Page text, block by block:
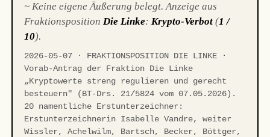
~ Keine eigene Äußerung belegt. Anzeige aus
FraktionspositionDie Linke:Krypto-Verbot (1 /
10).
2026-05-07 · FRAKTIONSPOSITION DIE LINKE ·
Vorab-Antrag der Fraktion Die Linke
„Kryptowerte streng regulieren und gerecht
besteuern" (BT-Drs. 21/5824 vom 07.05.2026).
20 namentliche Erstunterzeichner:
Erstunterzeichnerin Isabelle Vandre, weiter
Wissler, Achelwilm, Bartsch, Becker, Böttger,